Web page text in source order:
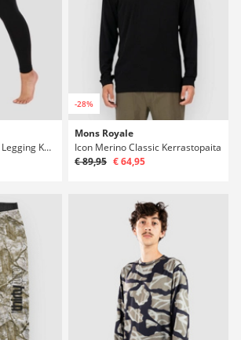
Merino Cascade Flex Legging Kerrastohousut
-28%
Mons Royale
Icon Merino Classic Kerrastopaita
€ 89,95 € 64,95